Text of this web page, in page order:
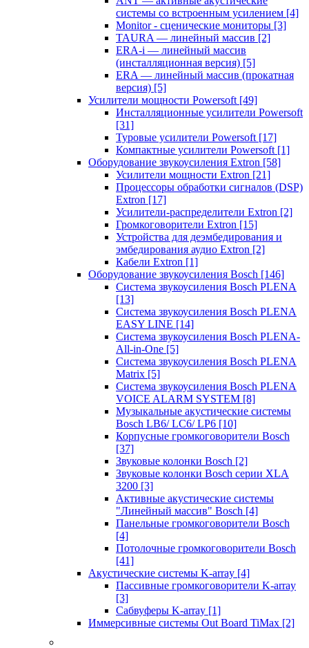
системы со встроенным усилением [4]
Monitor - сценические мониторы [3]
TAURA — линейный массив [2]
ERA-i — линейный массив
(инсталляционная версия) [5]
ERA — линейный массив (прокатная
версия) [5]
Усилители мощности Powersoft [49]
Инсталляционные усилители Powersoft
[31]
Туровые усилители Powersoft [17]
Компактные усилители Powersoft [1]
Оборудование звукоусиления Extron [58]
Усилители мощности Extron [21]
Процессоры обработки сигналов (DSP)
Extron [17]
Усилители-распределители Extron [2]
Громкоговорители Extron [15]
Устройства для деэмбедирования и
эмбедирования аудио Extron [2]
Кабели Extron [1]
Оборудование звукоусиления Bosch [146]
Система звукоусиления Bosch PLENA
[13]
Система звукоусиления Bosch PLENA
EASY LINE [14]
Система звукоусиления Bosch PLENA-
All-in-One [5]
Система звукоусиления Bosch PLENA
Matrix [5]
Система звукоусиления Bosch PLENA
VOICE ALARM SYSTEM [8]
Музыкальные акустические системы
Bosch LB6/ LC6/ LP6 [10]
Корпусные громкоговорители Bosch
[37]
Звуковые колонки Bosch [2]
Звуковые колонки Bosch серии XLA
3200 [3]
Активные акустические системы
"Линейный массив" Bosch [4]
Панельные громкоговорители Bosch
[4]
Потолочные громкоговорители Bosch
[41]
Акустические системы K-array [4]
Пассивные громкоговорители K-array
[3]
Сабвуферы K-array [1]
Иммерсивные системы Out Board TiMax [2]